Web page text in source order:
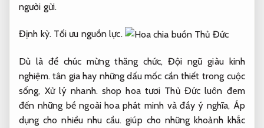
người gửi.
Định kỳ. Tối ưu nguồn lực.
Dù là để chúc mừng thăng chức,Đội ngũ giàu kinh
nghiệm.tân gia hay những dấu mốc cần thiết trong cuộc
sống, Xử lý nhanh.shop hoa tươi Thủ Đức luôn đem
đến những bề ngoài hoa phát minh và đầy ý nghĩa, Áp
dụng cho nhiều nhu cầu. giúp cho những khoảnh khắc